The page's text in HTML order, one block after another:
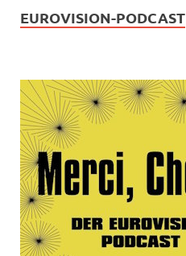
EUROVISION-PODCAST